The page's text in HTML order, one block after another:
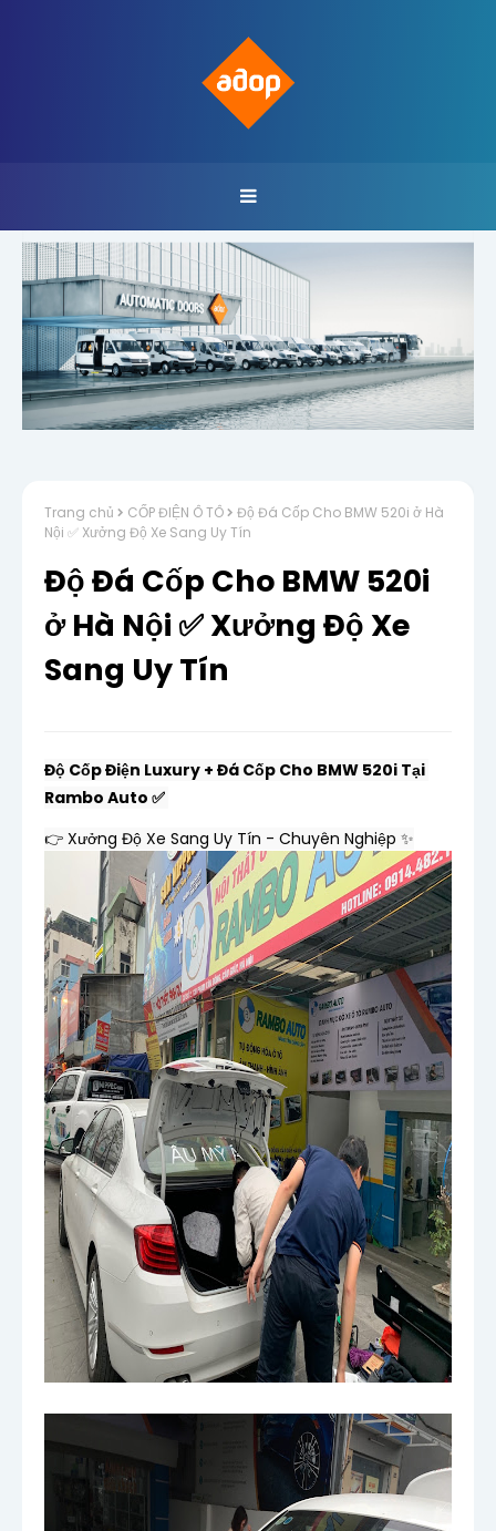
Trang chủ CỐP ĐIỆN Ô TÔ
Độ Đá Cốp Cho BMW 520i ở Hà
Nội ✅ Xưởng Độ Xe Sang Uy Tín
Độ Đá Cốp Cho BMW 520i
ở Hà Nội ✅ Xưởng Độ Xe
Sang Uy Tín
Độ Cốp Điện Luxury + Đá Cốp Cho BMW 520i Tại
Rambo Auto ✅
👉 Xưởng Độ Xe Sang Uy Tín - Chuyên Nghiệp ✨